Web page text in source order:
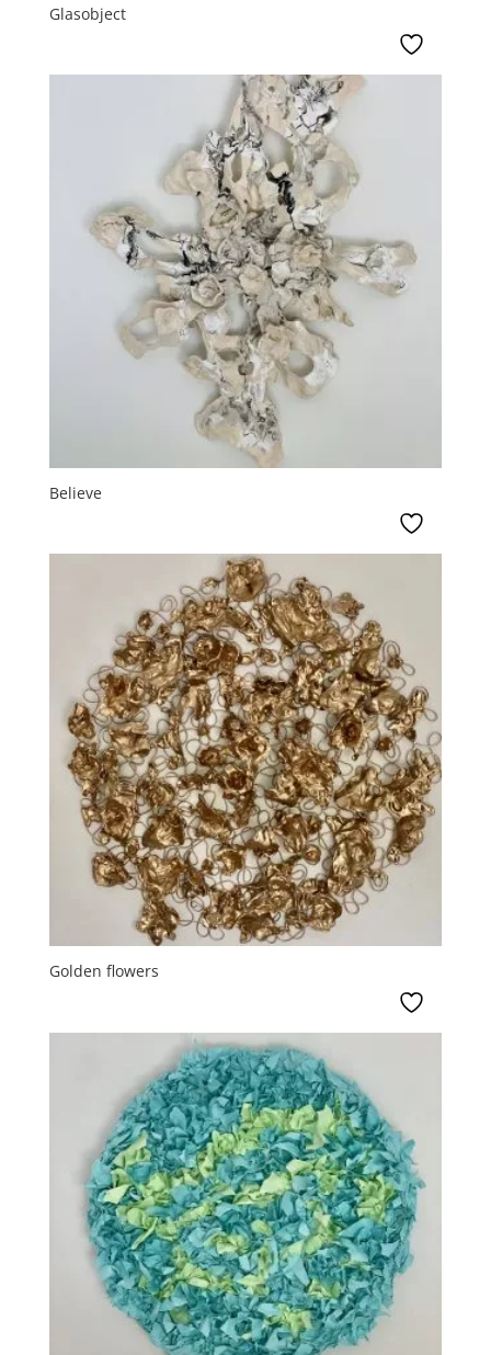
Glasobject
Believe
Golden flowers